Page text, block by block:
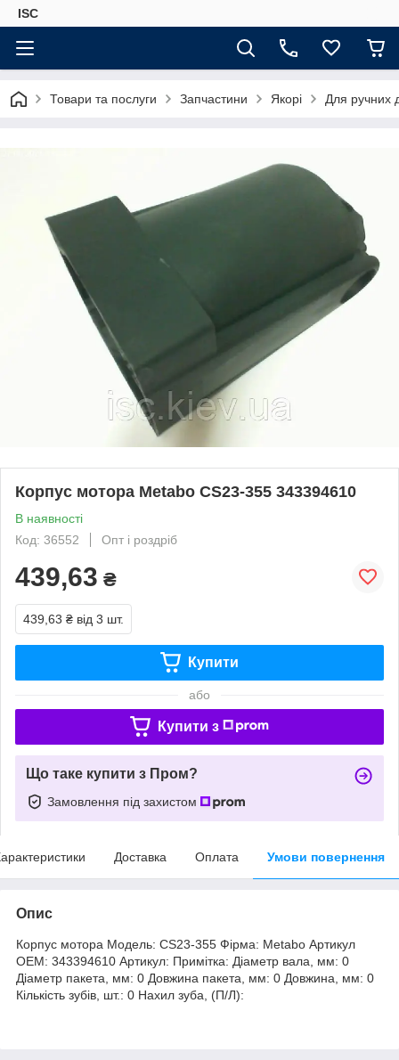
ISC
Товари та послуги Запчастини Якорі Для ручних
Корпус мотора Metabo CS23-355 343394610
В наявності
Код: 36552
Опт і роздріб
439,63 ₴
439,63 ₴ від 3 шт.
Купити
або
Купити з
Що таке купити з Пром?
Замовлення під захистом
Доставка Оплата Умови повернення
Опис
Корпус мотора Модель: CS23-355 Фірма: Metabo Артикул
OEM: 343394610 Артикул: Примітка: Діаметр вала, мм: 0
Діаметр пакета, мм: 0 Довжина пакета, мм: 0 Довжина, мм: 0
Кількість зубів, шт.: 0 Нахил зуба, (П/Л):